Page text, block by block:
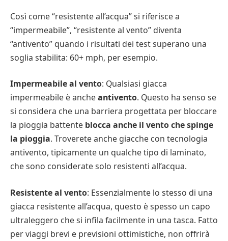
Così come “resistente all’acqua” si riferisce a
“impermeabile”, “resistente al vento” diventa
“antivento” quando i risultati dei test superano una
soglia stabilita: 60+ mph, per esempio.
Impermeabile al vento: Qualsiasi giacca
impermeabile è ancheantivento. Questo ha senso se
si considera che una barriera progettata per bloccare
la pioggia battente blocca anche il vento che spinge
la pioggia. Troverete anche giacche con tecnologia
antivento, tipicamente un qualche tipo di laminato,
che sono considerate solo resistenti all’acqua.
Resistente al vento: Essenzialmente lo stesso di una
giacca resistente all’acqua, questo è spesso un capo
ultraleggero che si infila facilmente in una tasca. Fatto
per viaggi brevi e previsioni ottimistiche, non offrirà